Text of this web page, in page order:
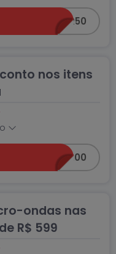
AMOR50
nos itens
AMOR200
ondas nas
R$ 599